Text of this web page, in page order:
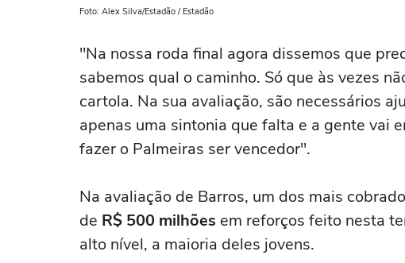
Foto: Alex Silva/Estadão / Estadão
"Na nossa roda final agora dissemos que
sabemos qual o caminho. Só que às vezes
cartola. Na sua avaliação, são necessários
apenas uma sintonia que falta e a gente vai
fazer o Palmeiras ser vencedor".
Na avaliação de Barros, um dos mais
de R$ 500 milhões em reforços feito nesta
alto nível, a maioria deles jovens.